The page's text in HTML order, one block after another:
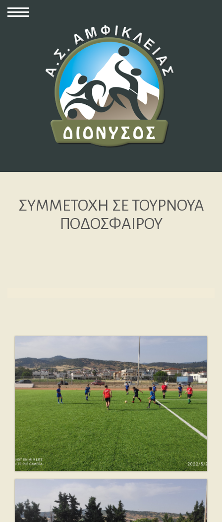
ΣΥΜΜΕΤΟΧΗ ΣΕ ΤΟΥΡΝΟΥΑ
ΠΟΔΟΣΦΑΙΡΟΥ